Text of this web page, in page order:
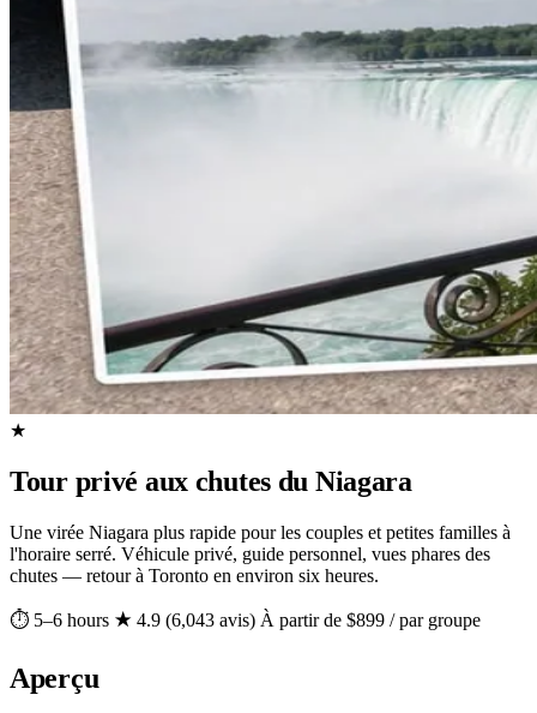
★
Tour privé aux chutes du Niagara
Une virée Niagara plus rapide pour les couples et petites familles à
l'horaire serré. Véhicule privé, guide personnel, vues phares des
chutes — retour à Toronto en environ six heures.
⏱ 5–6 hours ★ 4.9 (6,043 avis) À partir de $899 / par groupe
Aperçu